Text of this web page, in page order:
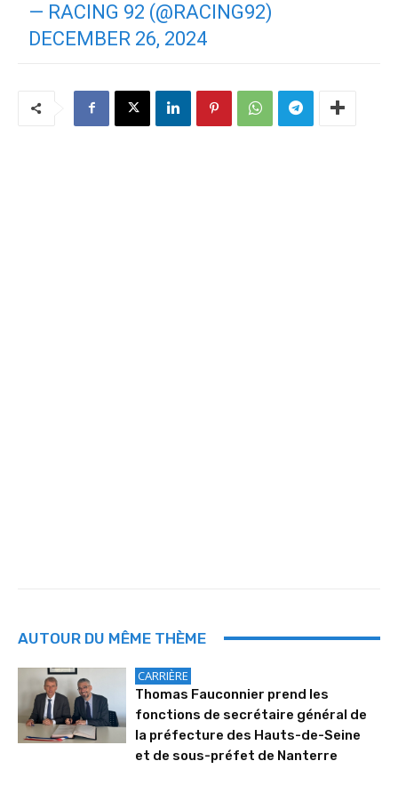
— RACING 92 (@RACING92)
DECEMBER 26, 2024
AUTOUR DU MÊME THÈME
CARRIÈRE
Thomas Fauconnier prend les
fonctions de secrétaire général de
la préfecture des Hauts-de-Seine
et de sous-préfet de Nanterre